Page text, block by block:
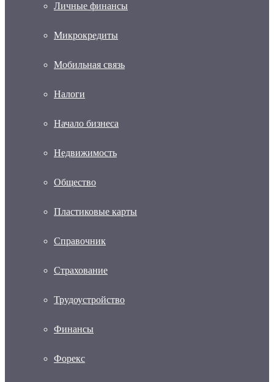
Личные финансы
Микрокредиты
Мобильная связь
Налоги
Начало бизнеса
Недвижимость
Общество
Пластиковые карты
Справочник
Страхование
Трудоустройство
Финансы
Форекс